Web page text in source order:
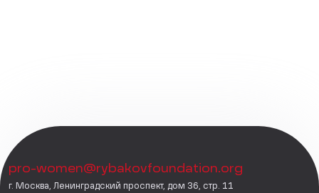
pro-women@rybakovfoundation.org
г. Москва, Ленинградский проспект, дом 36, стр. 11